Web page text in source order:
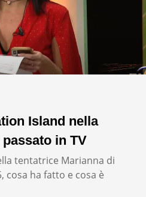
Island nella
in TV
tentatrice Marianna di
cosa ha fatto e cosa è